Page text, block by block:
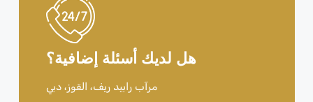
هل لديك أسئلة إضافية؟
مرآب رابيد ريف، القوز، دبي